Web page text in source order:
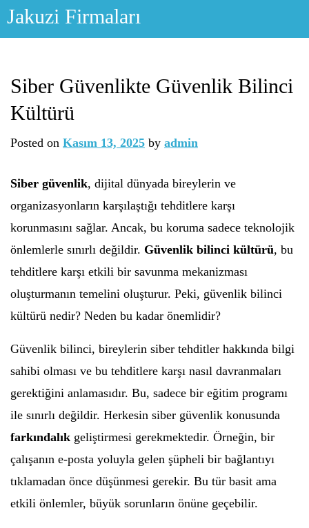
Skip
Jakuzi Firmaları
Siber Güvenlikte Güvenlik Bilinci
Kültürü
Posted on Kasım 13, 2025 by admin
Siber güvenlik, dijital dünyada bireylerin ve
organizasyonların karşılaştığı tehditlere karşı
korunmasını sağlar. Ancak, bu koruma sadece teknolojik
önlemlerle sınırlı değildir. Güvenlik bilinci kültürü, bu
tehditlere karşı etkili bir savunma mekanizması
oluşturmanın temelini oluşturur. Peki, güvenlik bilinci
kültürü nedir? Neden bu kadar önemlidir?
Güvenlik bilinci, bireylerin siber tehditler hakkında bilgi
sahibi olması ve bu tehditlere karşı nasıl davranmaları
gerektiğini anlamasıdır. Bu, sadece bir eğitim programı
ile sınırlı değildir. Herkesin siber güvenlik konusunda
farkındalık geliştirmesi gerekmektedir. Örneğin, bir
çalışanın e-posta yoluyla gelen şüpheli bir bağlantıyı
tıklamadan önce düşünmesi gerekir. Bu tür basit ama
etkili önlemler, büyük sorunların önüne geçebilir.